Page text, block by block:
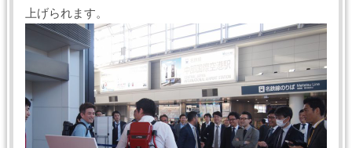
上げられます。